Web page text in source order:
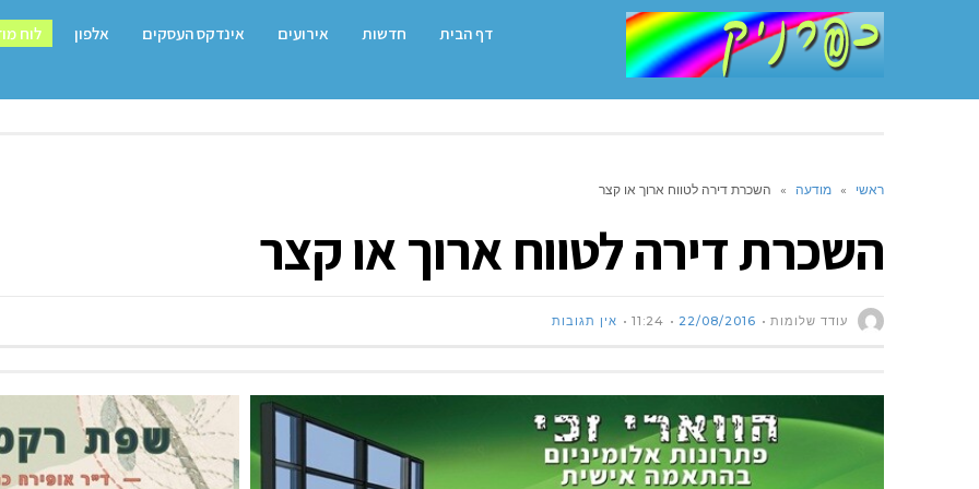
דף הבית חדשות אירועים אינדקס העסקים אלפון לוח
ראשי » מודעה » השכרת דירה לטווח ארוך או קצר
השכרת דירה לטווח ארוך או קצר
עודד שלומות 22/08/2016
11:24 אין תגובות